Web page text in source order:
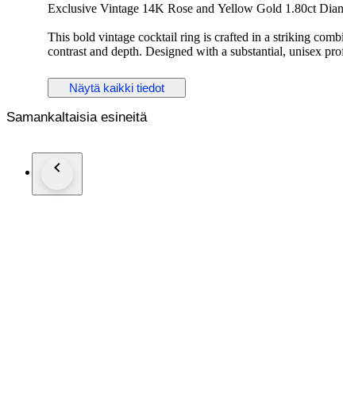
Exclusive Vintage 14K Rose and Yellow Gold 1.80ct
This bold vintage cocktail ring is crafted in a striking
contrast and depth. Designed with a substantial, unisex
confident statement piece suitable for both men and women.
- Diamond Carat Weight: 1.80 carats, 12 stones
Näytä kaikki tiedot
Samankaltaisia esineitä